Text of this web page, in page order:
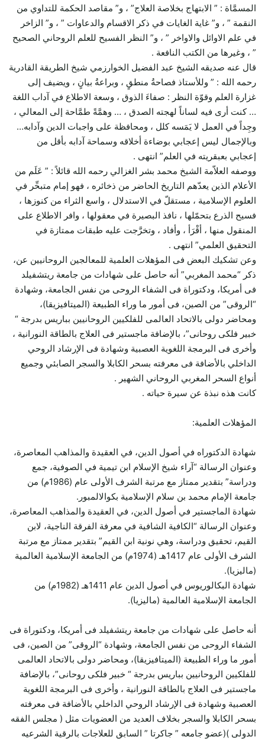
المسمَّاة : ” الابتهاج بخلاصة العلاج” ، و” مقاصد الحكمة للتداوي من
النقمة ” ، و” غاية الغايات في ذكر الاقسام والدعاوات ” ، و” الزاخر
في علم الاوائل والاواخر ” ، و” النظر الفسيح للعلم الروحاني الصحيح
” ، وغيرها من الكتب النافعة .
قال عنه صديقه الشيخ عبد الفضيل الخوارزمي شيخ الطريقة القادرية
رحمه الله : ” وللأستاذ فصاحةُ منطقٍ ، وبراعةُ بيانٍ ، ويضيف إلى
غزارة العلم وقوّة النظر : صفاءَ الذوق ، وسعة الاطلاع في آداب اللغة
… كنت أرى فيه لساناً لهجته الصدق ، … وهمَّةً طمَّاحة إلى المعالي ،
وجِداً في العمل لا يَمَسه كلل ، ومحافظة على واجبات الدين وآدابه…
وبالإجمال ليس إعجابي بوضاءة أخلاقه وسماحة آدابه بأقل من
إعجابي بعبقريته في العلم” انتهى .
ووصفه العلاّمة الشيخ محمد بشر الغزالي رحمه الله قائلاً : ” عَلَم من
الأعلام الذين يعدّهم التاريخ الحاضر من ذخائره ، فهو إمام متبحِّر في
العلوم الإسلامية ، مستقلّ في الاستدلال ، واسع الثراء من كنوزها ،
فسيح الذرع بتحمّلها ، نافذ البصيرة في معقولها ، وافر الاطلاع على
المنقول منها ، أقْرَأ ، وأفاد ، وتخرَّجت عليه طبقات ممتازة في
التحقيق العلمي” انتهى .
وعن تشكيك البعض فى المؤهلات العلمية للمعالجين الروحانيين عن،
ذكر “محمد المغربي” أنه حاصل على شهادات من جامعة ريتشفيلد
فى أمريكا، ودكتوراة فى الشفاء الروحى من نفس الجامعة، وشهادة
“الروقى” من الصين، فى أمور ما وراء الطبيعة (الميتافيزيقا)،
ومحاضر دولى بالاتحاد العالمى للفلكيين الروحانيين بباريس بدرجة “
خبير فلكى روحانى”، بالإضافة ماجستير فى العلاج بالطاقة النورانية ،
وأخرى فى البرمجة اللغوية العصبية وشهادة فى الإرشاد الروحي
الداخلي بالأضافة فى معرفته بسحر الكابلا والسجر الصابئي وجميع
أنواع السحر المغربي الروحاني الشهير .
كانت هذه نبذة عن سيرة حياته .
المؤهلات العلمية:
شهادة الدكتوراه في أصول الدين، في العقيدة والمذاهب المعاصرة،
وعنوان الرسالة “آراء شيخ الإسلام ابن تيمية في الصوفية، جمع
ودراسة” بتقدير ممتاز مع مرتبة الشرف الأولى عام (1986م) من
جامعة الإمام محمد بن سلام الإسلامية بكوالالمبور.
شهادة الماجستير في أصول الدين، في العقيدة والمذاهب المعاصرة،
وعنوان الرسالة “الكافية الشافية في معرفة الفرقة الناجية، لابن
القيم، تحقيق ودراسة، وهي نونية ابن القيم” بتقدير ممتاز مع مرتبة
الشرف الأولى عام 1417هـ (1974م) من الجامعة الإسلامية العالمية
(ماليزيا).
شهادة البكالوريوس في أصول الدين عام 1411هـ (1982م) من
الجامعة الإسلامية العالمية (ماليزيا).
أنه حاصل على شهادات من جامعة ريتشفيلد فى أمريكا، ودكتوراة فى
الشفاء الروحى من نفس الجامعة، وشهادة “الروقى” من الصين، فى
أمور ما وراء الطبيعة (الميتافيزيقا)، ومحاضر دولى بالاتحاد العالمى
للفلكيين الروحانيين بباريس بدرجة “ خبير فلكى روحانى”، بالإضافة
ماجستير فى العلاج بالطاقة النورانية ، وأخرى فى البرمجة اللغوية
العصبية وشهادة فى الإرشاد الروحي الداخلي بالأضافة فى معرفته
بسحر الكابلا والسجر بخلاف العديد من العضويات مثل ( مجلس الفقه
الدولى )(عضو جامعه ” جاكرتا ” السابق للعلاجات بالرقية الشرعيه